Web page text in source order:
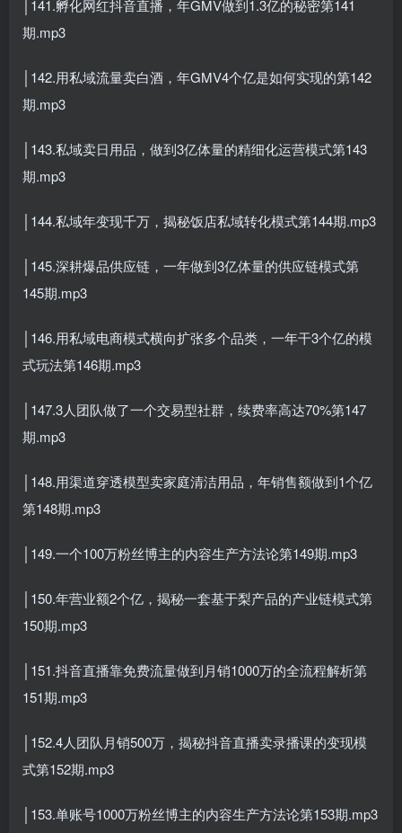
│141.孵化网红抖音直播，年GMV做到1.3亿的秘密第141
期.mp3
│142.用私域流量卖白酒，年GMV4个亿是如何实现的第142
期.mp3
│143.私域卖日用品，做到3亿体量的精细化运营模式第143
期.mp3
│144.私域年变现千万，揭秘饭店私域转化模式第144期.mp3
│145.深耕爆品供应链，一年做到3亿体量的供应链模式第
145期.mp3
│146.用私域电商模式横向扩张多个品类，一年干3个亿的模
式玩法第146期.mp3
│147.3人团队做了一个交易型社群，续费率高达70%第147
期.mp3
│148.用渠道穿透模型卖家庭清洁用品，年销售额做到1个亿
第148期.mp3
│149.一个100万粉丝博主的内容生产方法论第149期.mp3
│150.年营业额2个亿，揭秘一套基于梨产品的产业链模式第
150期.mp3
│151.抖音直播靠免费流量做到月销1000万的全流程解析第
151期.mp3
│152.4人团队月销500万，揭秘抖音直播卖录播课的变现模
式第152期.mp3
│153.单账号1000万粉丝博主的内容生产方法论第153期.mp3